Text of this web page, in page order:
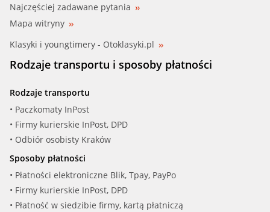
Najczęściej zadawane pytania
Mapa witryny
Klasyki i youngtimery - Otoklasyki.pl
Rodzaje transportu i sposoby płatności
Rodzaje transportu
• Paczkomaty InPost
• Firmy kurierskie InPost, DPD
• Odbiór osobisty Kraków
Sposoby płatności
• Płatności elektroniczne Blik, Tpay, PayPo
• Firmy kurierskie InPost, DPD
• Płatność w siedzibie firmy, kartą płatniczą